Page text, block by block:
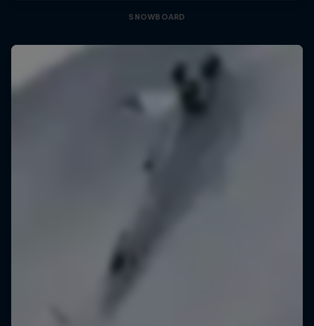
SNOWBOARD